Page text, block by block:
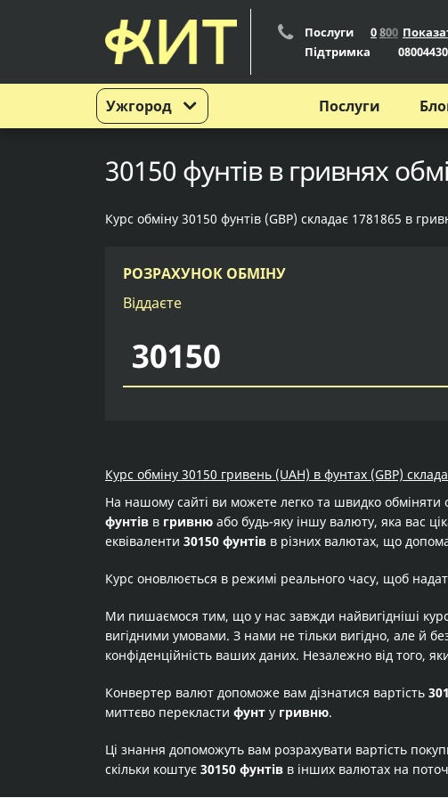
Ужгород
Послуги 0800
Підтримка
Послуги
30150 фунтів в гривнях
Курс обміну 30150 фунтів (GBP) складає 1781865 в
РОЗРАХУНОК ОБМІНУ
Віддаєте
Курс обміну 30150 гривень (UAH) в фунтах (GBP)
На нашому сайті ви можете легко та швидко
фунтів в гривню або будь-яку іншу валюту, яка вас
еквіваленти 30150 фунтів в різних валютах, що
Курс оновлюється в режимі реального часу, щоб
Ми пишаємося тим, що у нас завжди найвигідніші
вигідними умовами. З нами не тільки вигідно, але й
конфіденційність ваших даних. Незалежно від того,
Конвертер валют допоможе вам дізнатися вартість
миттєво перекласти фунт у гривню.
Ці знання допоможуть вам розрахувати вартість
скільки коштує 30150 фунтів в інших валютах на